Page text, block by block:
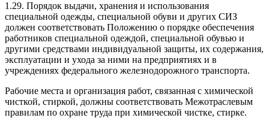
1.29. Порядок выдачи, хранения и использования
специальной одежды, специальной обуви и других СИЗ
должен соответствовать Положению о порядке обеспечения
работников специальной одеждой, специальной обувью и
другими средствами индивидуальной защиты, их содержания,
эксплуатации и ухода за ними на предприятиях и в
учреждениях федерального железнодорожного транспорта.
Рабочие места и организация работ, связанная с химической
чисткой, стиркой, должны соответствовать Межотраслевым
правилам по охране труда при химической чистке, стирке.